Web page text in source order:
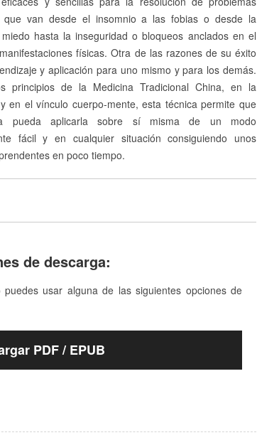
que van desde el insomnio a las fobias o desde la
hasta la inseguridad o bloqueos anclados en el
físicas. Otra de las razones de su éxito
y aplicación para uno mismo y para los demás.
principios de la Medicina Tradicional China, en la
en el vínculo cuerpo-mente, esta técnica permite que
pueda aplicarla sobre sí misma de un modo
fácil y en cualquier situación consiguiendo unos
en poco tiempo.
de descarga:
usar alguna de las siguientes opciones de
PDF / EPUB